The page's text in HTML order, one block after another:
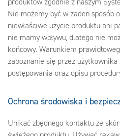
produktów zgodnie z naszym
Nie możemy być w żaden sposób
niewłaściwe użycie produktu ani
nie mamy wpływu, dlatego nie
końcowy. Warunkiem
zapoznanie się przez
postępowania oraz opisu
Ochrona środowiska i
Unikać zbędnego kontaktu ze